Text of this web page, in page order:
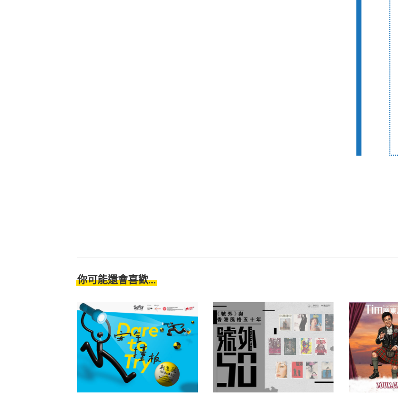
你可能還會喜歡...